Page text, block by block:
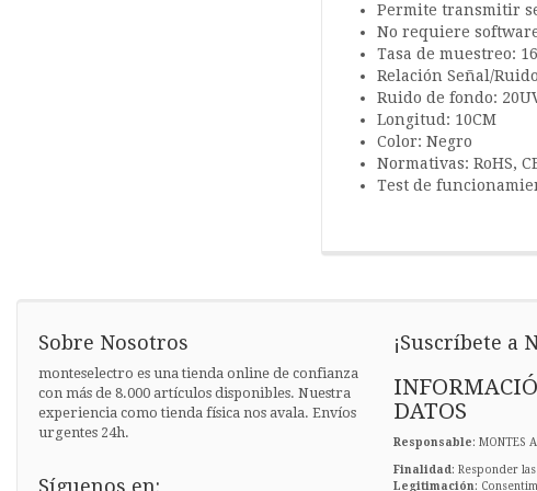
Permite transmitir
No requiere
Tasa de muestreo:
Relación Señal/
Ruido de fondo:
Longitud: 10CM
Color: Negro
Normativas: RoHS,
Test de
Sobre Nosotros
monteselectro es una tienda online de confianza
con más de 8.000 artículos disponibles. Nuestra
experiencia como tienda física nos avala. Envíos
urgentes 24h.
¡Suscríbete a
DATOS
Responsable: MONTES
Finalidad: Responder
Legitimación: